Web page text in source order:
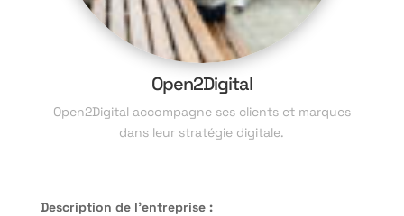
Open2Digital
Open2Digital accompagne ses clients et marques
dans leur stratégie digitale.
Description de l’entreprise :